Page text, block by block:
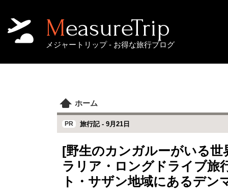
MeasureTrip
メジャートリップ - お得な旅行ブログ
ホーム
旅行記 - 9月21日
[野生のカンガルーがいる
ラリア・ロングドライブ旅
ト・サザン地域にあるデン